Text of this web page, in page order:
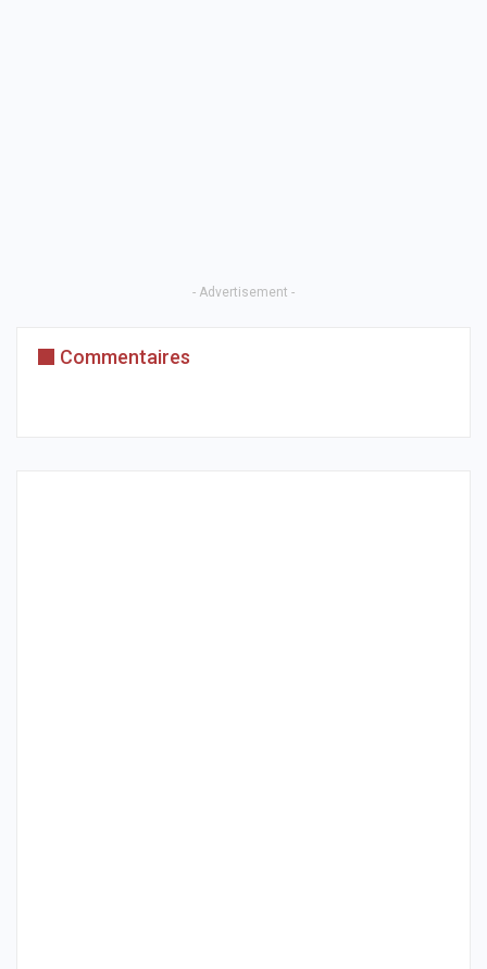
- Advertisement -
Commentaires